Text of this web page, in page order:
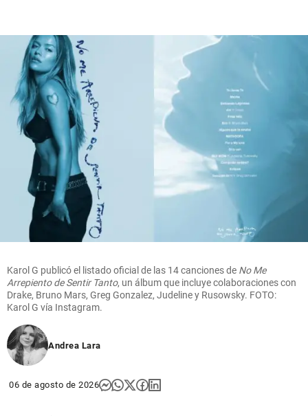
Karol G publicó el listado oficial de las 14 canciones de No Me
Arrepiento de Sentir Tanto, un álbum que incluye colaboraciones con
Drake, Bruno Mars, Greg Gonzalez, Judeline y Rusowsky. FOTO:
Karol G vía Instagram.
Andrea Lara
06 de agosto de 2026